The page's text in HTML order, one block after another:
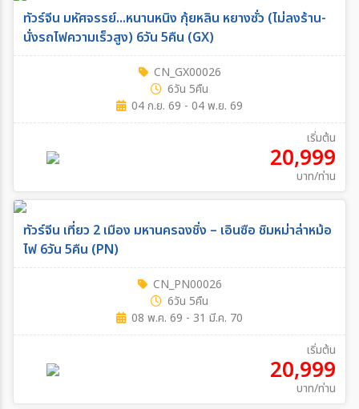
ถึงวันที่
ระหว่าง
ทัวร์จีน มหัศจรรย์...หนานหนิง กุ้ยหลิน หยางซั่ว (ไม่ลงร้าน-
นั่งรถไฟความเร็วสูง) 6วัน 5คืน (GX)
CN_GX00026
6วัน 5คืน
04 ก.ย. 69 - 04 พ.ย. 69
เริ่มต้น
20,999
บาท/ท่าน
ทัวร์จีน เที่ยว 2 เมือง มหานครฉงชิ่ง – เอินซือ ชิมหม่าล่าหม้อ
ไฟ 6วัน 5คืน (PN)
CN_PN00026
6วัน 5คืน
08 พ.ค. 69 - 31 มี.ค. 70
เริ่มต้น
20,999
บาท/ท่าน